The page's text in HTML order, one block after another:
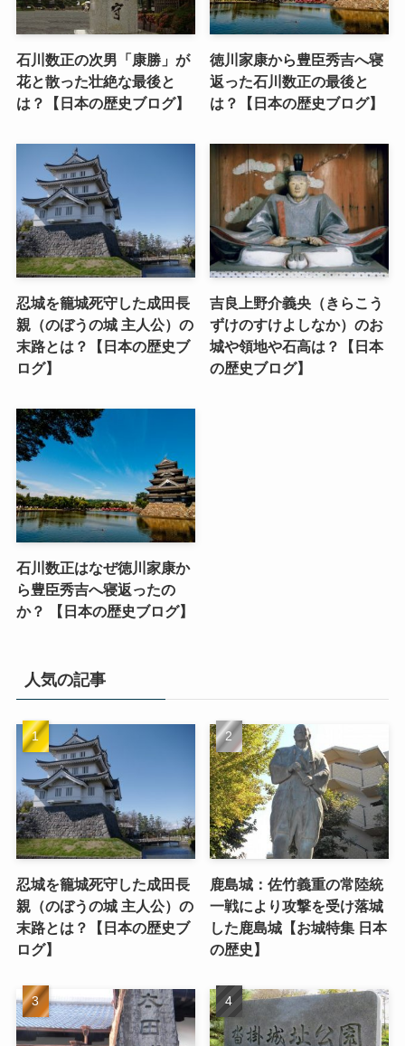
石川数正の次男「康勝」が
花と散った壮絶な最後と
は？【日本の歴史ブログ】
徳川家康から豊臣秀吉へ寝
返った石川数正の最後と
は？【日本の歴史ブログ】
忍城を籠城死守した成田長
親（のぼうの城 主人公）の
末路とは？【日本の歴史ブ
ログ】
吉良上野介義央（きらこう
ずけのすけよしなか）のお
城や領地や石高は？【日本
の歴史ブログ】
石川数正はなぜ徳川家康か
ら豊臣秀吉へ寝返ったの
か？ 【日本の歴史ブログ】
人気の記事
忍城を籠城死守した成田長
親（のぼうの城 主人公）の
末路とは？【日本の歴史ブ
ログ】
鹿島城：佐竹義重の常陸統
一戦により攻撃を受け落城
した鹿島城【お城特集 日本
の歴史】